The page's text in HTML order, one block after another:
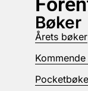
Bøker
Årets bøker